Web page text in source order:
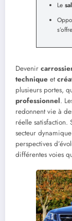
Le
Devenir
technique et
plusieurs portes,
professionnel.
redonnent vie à
réelle satisfaction.
secteur
perspectives
différentes voies